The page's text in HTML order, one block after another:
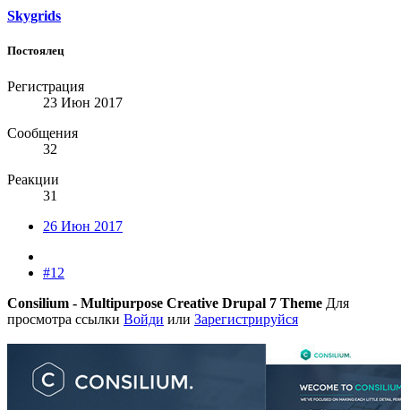
Skygrids
Постоялец
Регистрация
23 Июн 2017
Сообщения
32
Реакции
31
26 Июн 2017
#12
Consilium - Multipurpose Creative Drupal 7 Theme Для
просмотра ссылки Войди или Зарегистрируйся